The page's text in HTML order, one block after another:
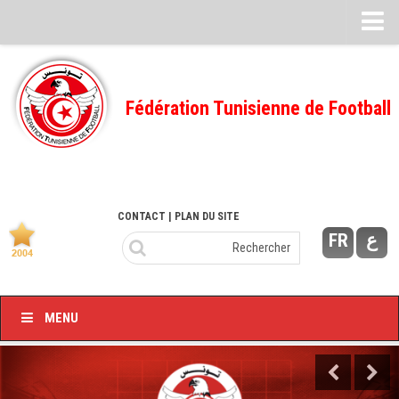
Feuille de match
FMI – 2022/2023
Ligue I – 2022/2023
Ligue I – 2020/2021
Ligue I – 2019/2020
Fédération Tunisienne de Football
FR ع
CONTACT | PLAN DU SITE
MENU